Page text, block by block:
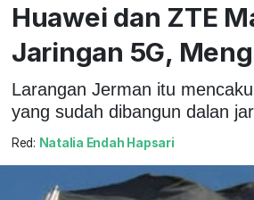
Huawei dan ZTE
Jaringan 5G,
Larangan Jerman itu
yang sudah dibangun dalan
Red: Natalia Endah Hapsari